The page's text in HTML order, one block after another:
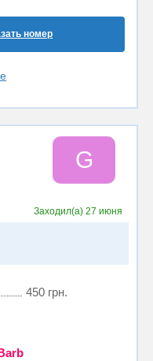
номер
G
Заходил(а)27 июня
450 грн.